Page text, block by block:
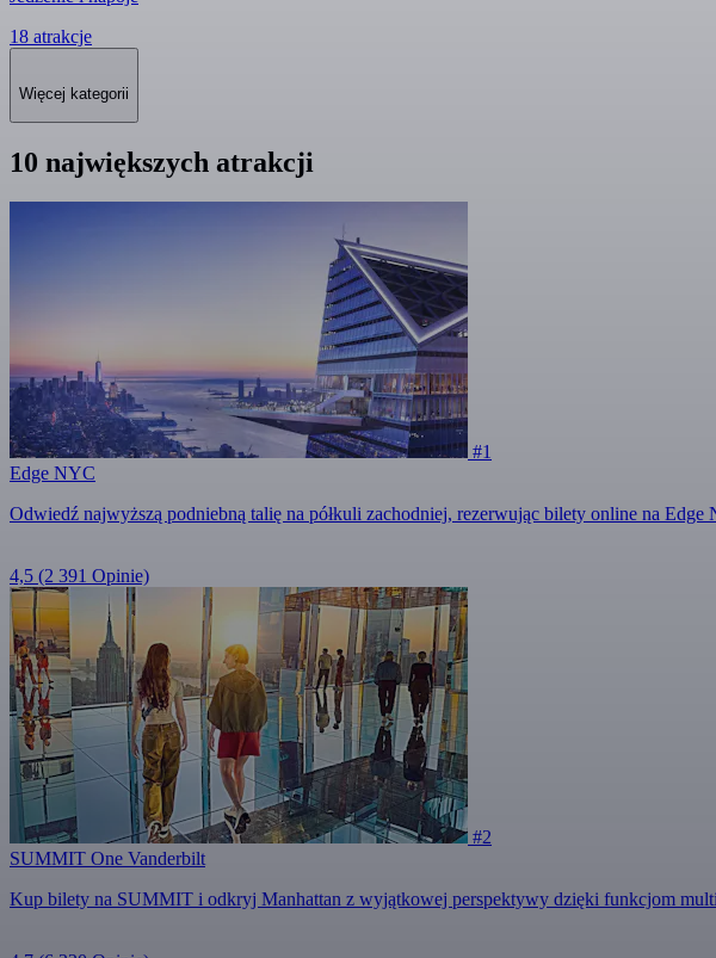
18 atrakcje
Więcej kategorii
10 największych atrakcji
#1
Edge NYC
Odwiedź najwyższą podniebną talię na półkuli zachodniej, rezerwując bilety online na
4,5 (2 391 Opinie)
#2
SUMMIT One Vanderbilt
Kup bilety na SUMMIT i odkryj Manhattan z wyjątkowej perspektywy dzięki funkcjom